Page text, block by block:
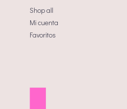
Shop all
Mi cuenta
Favoritos